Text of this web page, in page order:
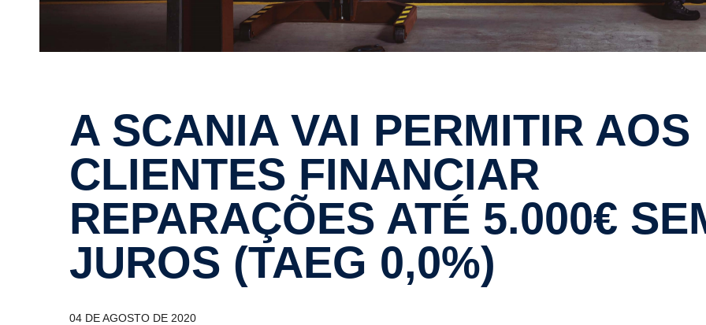
A SCANIA VAI PERMITIR AOS
CLIENTES FINAN­CIAR
REPARA­ÇÕES ATÉ 5.000€
JUROS (TAEG 0,0%)
04 DE AGOSTO DE 2020